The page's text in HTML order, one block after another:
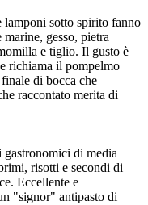
sotto spirito fanno
gesso, pietra
e tiglio. Il gusto è
richiama il pompelmo
di bocca che
raccontato merita di
di media
risotti e secondi di
Eccellente e
"signor" antipasto di